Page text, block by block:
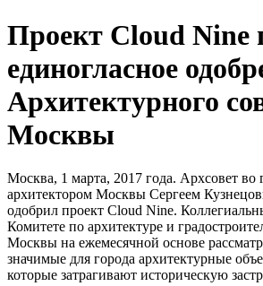
Проект Cloud Nine
единогласное
Архитектурного
Москвы
Москва, 1 марта, 2017 года. Архсовет во
архитектором Москвы Сергеем
одобрил проект Cloud Nine.
Комитете по архитектуре и
Москвы на ежемесячной основе
значимые для города архитектурные
которые затрагивают историческую